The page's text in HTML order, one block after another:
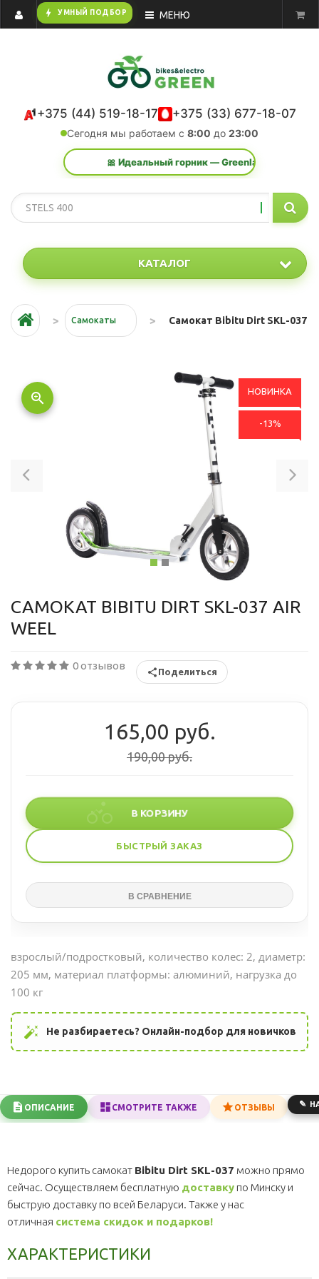
bolt УМНЫЙ ПОДБОР МЕНЮ
+375 (44) 519-18-17 +375 (33) 677-18-07
Сегодня мы работаем с 8:00 до 23:00
🎀 Идеальный горник — Greenland Action K 29
КАТАЛОГ
Самокаты Самокат Bibitu Dirt SKL-037
НОВИНКА
-13%
zoom_in
САМОКАТ BIBITU DIRT SKL-037 AIR
WEEL
0 отзывов Поделиться
165,00 руб.
190,00 руб.
В КОРЗИНУ
БЫСТРЫЙ ЗАКАЗ
взрослый/подростковый, количество колес: 2, диаметр:
205 мм, материал платформы: алюминий, нагрузка до
100 кг
auto_fix_high Не разбираетесь? Онлайн-подбор для новичков
ОПИСАНИЕ СМОТРИТЕ ТАКЖЕ ОТЗЫВЫ
Недорого купить самокат Bibitu Dirt SKL-037 можно прямо
сейчас. Осуществляем бесплатную доставку по Минску и
быструю доставку по всей Беларуси. Также у нас
отличная система скидок и подарков!
ХАРАКТЕРИСТИКИ